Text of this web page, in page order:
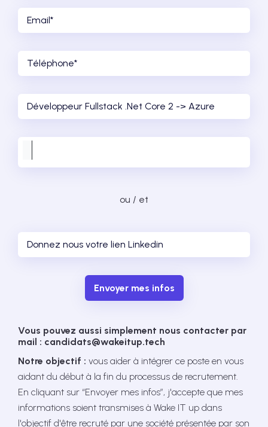
ou / et
Envoyer mes infos
Vous pouvez aussi simplement nous contacter par
mail : candidats@wakeitup.tech
Notre objectif : vous aider à intégrer ce poste en vous
aidant du début à la fin du processus de recrutement.
En cliquant sur “Envoyer mes infos”, j'accepte que mes
informations soient transmises à Wake IT up dans
l'objectif d'être recruté par une société présentée par son